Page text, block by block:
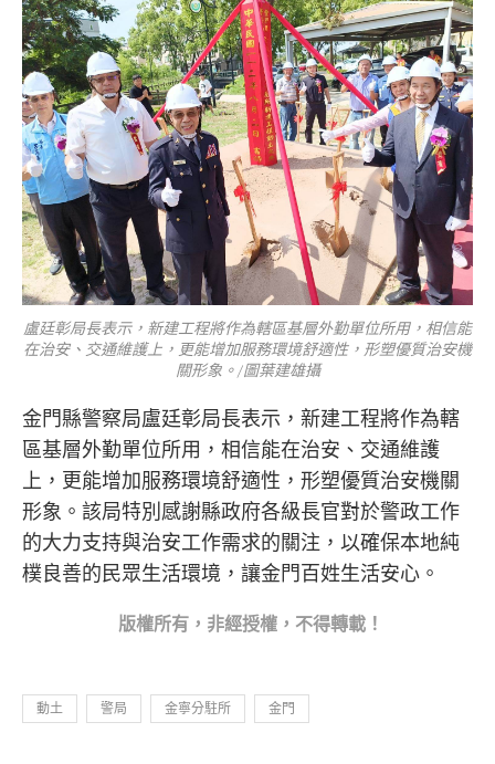
盧廷彰局長表示，新建工程將作為轄區基層外勤單位所用，相信能
在治安、交通維護上，更能增加服務環境舒適性，形塑優質治安機
關形象。/圖葉建雄攝
金門縣警察局盧廷彰局長表示，新建工程將作為轄
區基層外勤單位所用，相信能在治安、交通維護
上，更能增加服務環境舒適性，形塑優質治安機關
形象。該局特別感謝縣政府各級長官對於警政工作
的大力支持與治安工作需求的關注，以確保本地純
樸良善的民眾生活環境，讓金門百姓生活安心。
版權所有，非經授權，不得轉載！
動土 警局 金寧分駐所 金門